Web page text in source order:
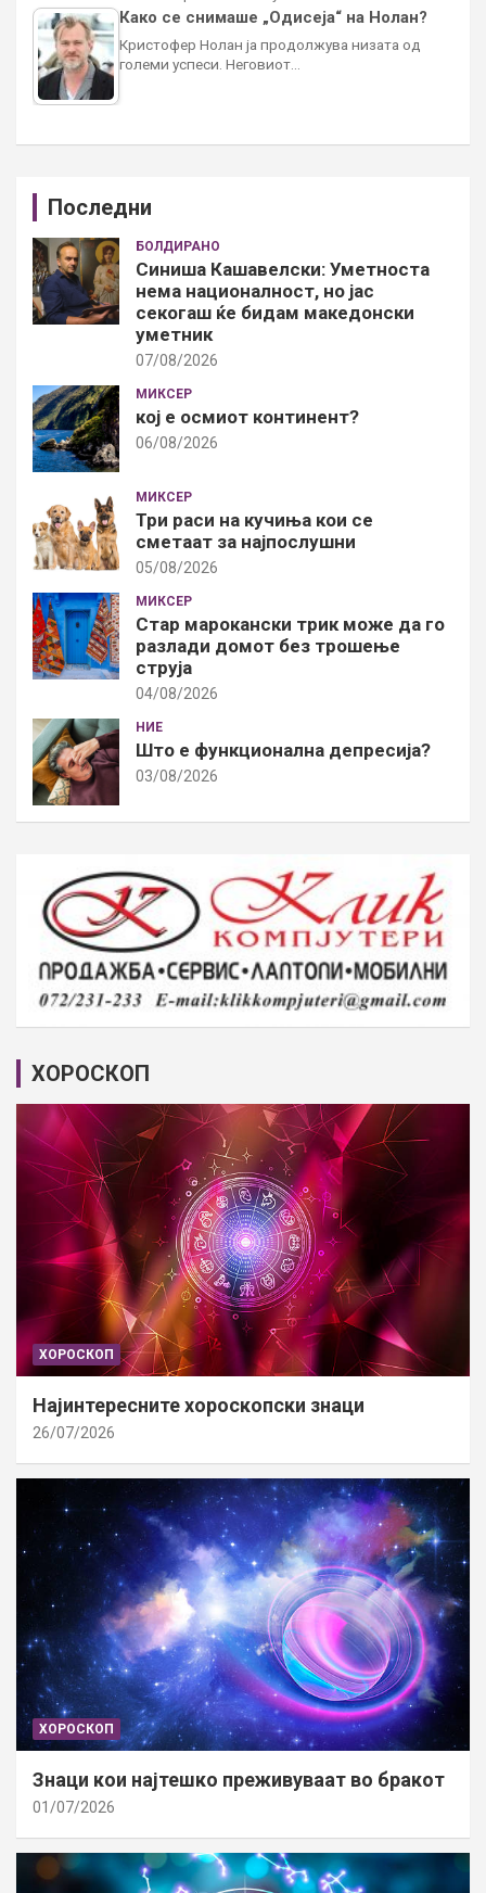
Како се снимаше „Одисеја“ на Нолан?
Кристофер Нолан ја продолжува низата од
големи успеси. Неговиот…
Последни
БОЛДИРАНО
Синиша Кашавелски: Уметноста
нема националност, но јас
секогаш ќе бидам македонски
уметник
07/08/2026
МИКСЕР
кој е осмиот континент?
06/08/2026
МИКСЕР
Три раси на кучиња кои се
сметаат за најпослушни
05/08/2026
МИКСЕР
Стар марокански трик може да го
разлади домот без трошење
струја
04/08/2026
НИЕ
Што е функционална депресија?
03/08/2026
ХОРОСКОП
ХОРОСКОП
Најинтересните хороскопски знаци
26/07/2026
ХОРОСКОП
Знаци кои најтешко преживуваат во бракот
01/07/2026